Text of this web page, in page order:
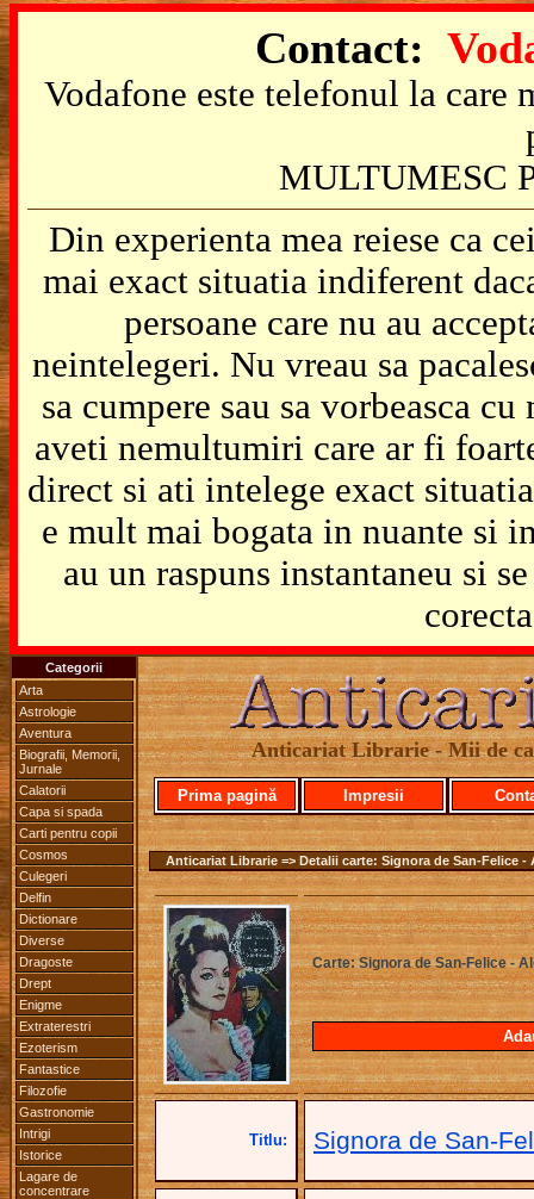
Contact:
Vodafone este telefonul la
MULTUMESC
Din experienta mea reiese ca
mai exact situatia indiferent
persoane care nu au
neintelegeri. Nu vreau sa
sa cumpere sau sa vorbeasca
aveti nemultumiri care ar fi
direct si ati intelege exact
e mult mai bogata in nuante si
au un raspuns instantaneu si
Categorii
Arta
Astrologie
Aventura
Biografii, Memorii,
Jurnale
Calatorii
Capa si spada
Carti pentru copii
Cosmos
Culegeri
Delfin
Dictionare
Diverse
Dragoste
Drept
Enigme
Extraterestri
Ezoterism
Fantastice
Filozofie
Gastronomie
Intrigi
Istorice
Lagare de
concentrare
Anticariat Librarie - Mii de
Prima pagină Impresii
Anticariat Librarie => Detalii carte: Signora de San-Felice -
Carte: Signora de San-Felice -
Titlu: Signora de San-